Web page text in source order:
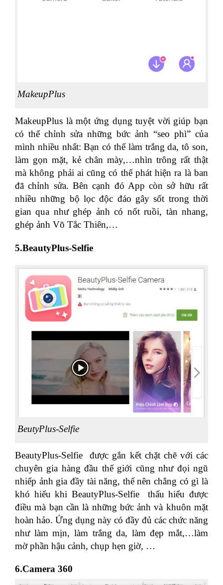
MakeupPlus
MakeupPlus là một ứng dụng tuyệt vời giúp bạn
có thể chỉnh sửa những bức ảnh “seo phì” của
mình nhiều nhất: Bạn có thể làm trắng da, tô son,
làm gọn mặt, kẻ chân mày,…nhìn trông rất thật
mà không phải ai cũng có thể phát hiện ra là ban
đã chỉnh sửa. Bên cạnh đó App còn sở hữu rất
nhiều những bộ lọc độc đáo gây sốt trong thời
gian qua như ghép ảnh có nốt ruồi, tàn nhang,
ghép ảnh Võ Tắc Thiên,…
5.BeautyPlus-Selfie
BeutyPlus-Selfie
BeautyPlus-Selfie được gắn kết chặt chẽ với các
chuyên gia hàng đầu thế giới cũng như đọi ngũ
nhiếp ảnh gia đầy tài năng, thế nên chẳng có gì là
khó hiểu khi BeautyPlus-Selfie thấu hiểu được
điều mà bạn cần là những bức ảnh và khuôn mặt
hoàn hảo. Ứng dụng này có đầy đủ các chức năng
như làm mịn, làm trắng da, làm đẹp mắt,…làm
mờ phần hậu cảnh, chụp hẹn giờ, …
6.Camera 360